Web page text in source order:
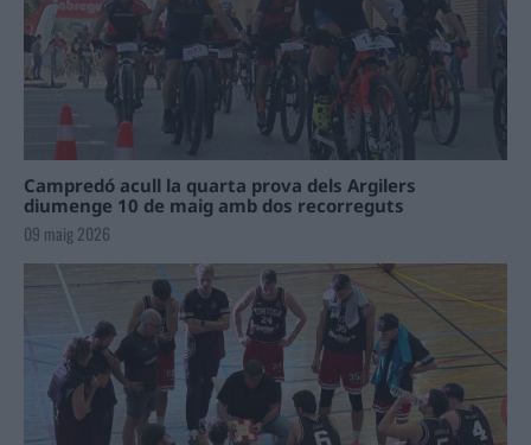
Campredó acull la quarta prova dels Argilers
diumenge 10 de maig amb dos recorreguts
09 maig 2026